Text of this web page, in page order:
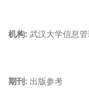
机构: 武汉大学信息
期刊: 出版参考